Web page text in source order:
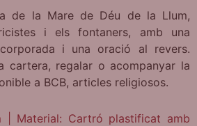
de la Mare de Déu de la Llum,
i els fontaners, amb una
i una oració al revers.
cartera, regalar o acompanyar la
a BCB, articles religiosos.
Material: Cartró plastificat amb